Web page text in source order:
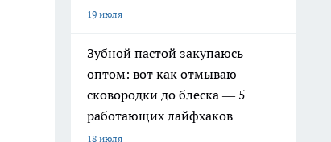
19 июля
Зубной пастой закупаюсь
оптом: вот как отмываю
сковородки до блеска — 5
работающих лайфхаков
18 июля